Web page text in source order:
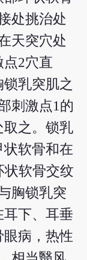
处挑治处
天突穴处
2穴直
乳突肌之
刺激点1的
取之。锁乳
软骨和在
状软骨交纹
胸锁乳突
下、耳垂
病，热性